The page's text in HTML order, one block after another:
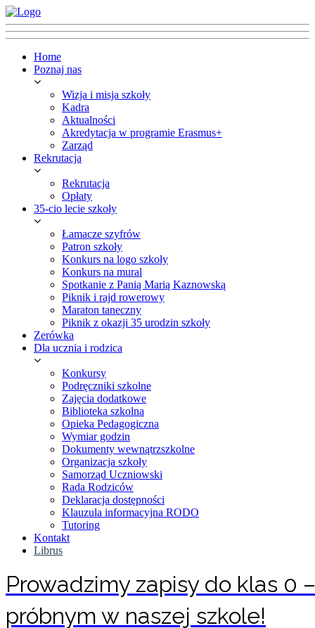
Home
Poznaj nas
Wizja i misja szkoły
Kadra
Aktualności
Akredytacja w programie Erasmus+
Zarząd
Rekrutacja
Rekrutacja
Opłaty
35-cio lecie szkoły
Łamacze szyfrów
Patron szkoły
Konkurs na logo szkoły
Konkurs na mural
Spotkanie z Panią Marią Kaznowską
Piknik i rajd rowerowy
Maraton taneczny
Piknik z okazji 35 urodzin szkoły
Zerówka
Dla ucznia i rodzica
Konkursy
Podręczniki szkolne
Zajęcia dodatkowe
Biblioteka szkolna
Opieka Pedagogiczna
Wymiar godzin
Dokumenty wewnątrzszkolne
Organizacja szkoły
Samorząd Uczniowski
Rada Rodziców
Deklaracja dostępności
Klauzula informacyjna RODO
Tutoring
Kontakt
Librus
Prowadzimy zapisy do klas 0
próbnym w naszej szkole!